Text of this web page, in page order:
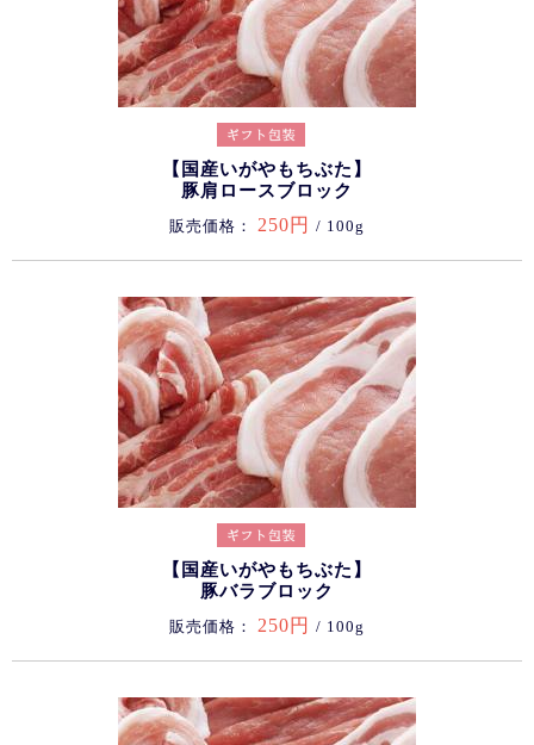
【国産いがやもちぶた】
豚肩ロースブロック
販売価格： 250円 / 100g
【国産いがやもちぶた】
豚バラブロック
販売価格： 250円 / 100g